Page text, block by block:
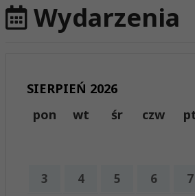
Wydarzenia
SIERPIEŃ 2026
pon
wt śr czw
3 4 5 6 7